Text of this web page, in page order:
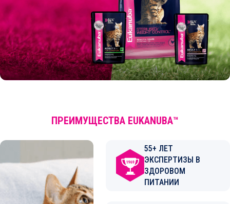
ПРЕИМУЩЕСТВА EUKANUBA™
55+ ЛЕТ
ЭКСПЕРТИЗЫ В
ЗДОРОВОМ
ПИТАНИИ